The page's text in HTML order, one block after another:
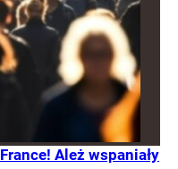
Ależ wspaniały